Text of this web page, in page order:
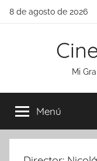
Saltar
8 de agosto de 2026
Mi
Menú